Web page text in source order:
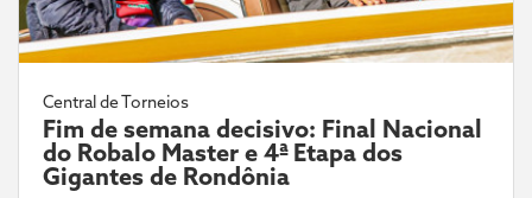
Central de Torneios
Fim de semana decisivo: Final Nacional
do Robalo Master e 4ª Etapa dos
Gigantes de Rondônia